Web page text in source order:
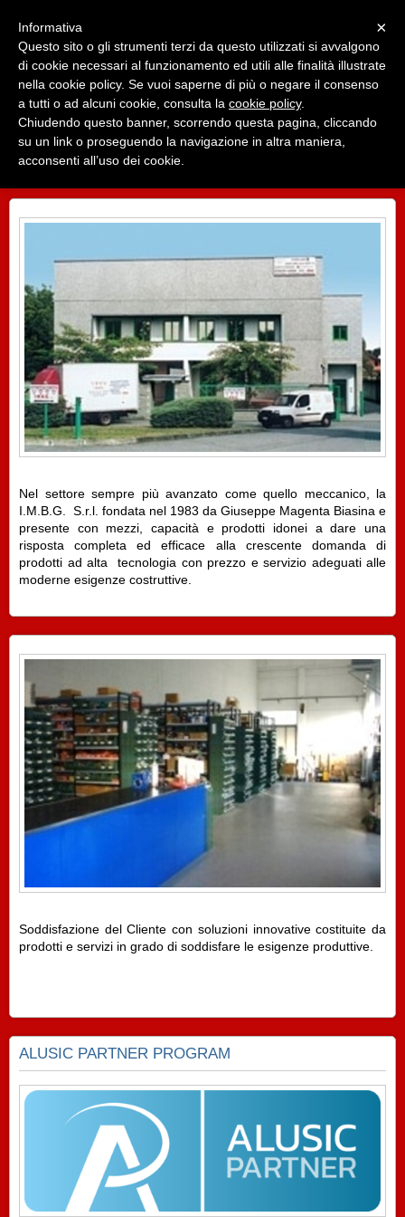
I.M.B.G. Srl
Forniture industriali dal 1983 a Vigevano
Nel settore sempre più avanzato come quello meccanico, la
I.M.B.G. S.r.l. fondata nel 1983 da Giuseppe Magenta Biasina e
presente con mezzi, capacità e prodotti idonei a dare una
risposta completa ed efficace alla crescente domanda di
prodotti ad alta tecnologia con prezzo e servizio adeguati alle
moderne esigenze costruttive.
Soddisfazione del Cliente con soluzioni innovative costituite da
prodotti e servizi in grado di soddisfare le esigenze produttive.
ALUSIC PARTNER PROGRAM
×
Informativa
Questo sito o gli strumenti terzi da questo utilizzati si avvalgono
di cookie necessari al funzionamento ed utili alle finalità illustrate
nella cookie policy. Se vuoi saperne di più o negare il consenso
a tutti o ad alcuni cookie, consulta la cookie policy.
Chiudendo questo banner, scorrendo questa pagina, cliccando
su un link o proseguendo la navigazione in altra maniera,
acconsenti all’uso dei cookie.